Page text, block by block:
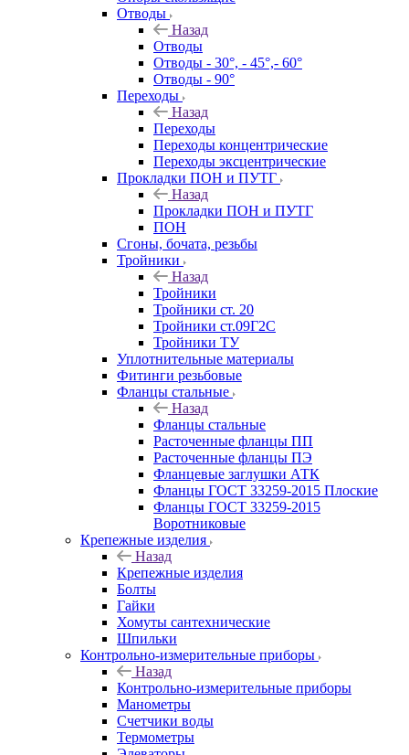
Отводы
Назад
Отводы
Отводы - 30°, - 45°,- 60°
Отводы - 90°
Переходы
Назад
Переходы
Переходы концентрические
Переходы эксцентрические
Прокладки ПОН и ПУТГ
Назад
Прокладки ПОН и ПУТГ
ПОН
Сгоны, бочата, резьбы
Тройники
Назад
Тройники
Тройники ст. 20
Тройники ст.09Г2С
Тройники ТУ
Уплотнительные материалы
Фитинги резьбовые
Фланцы стальные
Назад
Фланцы стальные
Расточенные фланцы ПП
Расточенные фланцы ПЭ
Фланцевые заглушки АТК
Фланцы ГОСТ 33259-2015 Плоские
Фланцы ГОСТ 33259-2015
Воротниковые
Крепежные изделия
Назад
Крепежные изделия
Болты
Гайки
Хомуты сантехнические
Шпильки
Контрольно-измерительные приборы
Назад
Контрольно-измерительные приборы
Манометры
Счетчики воды
Термометры